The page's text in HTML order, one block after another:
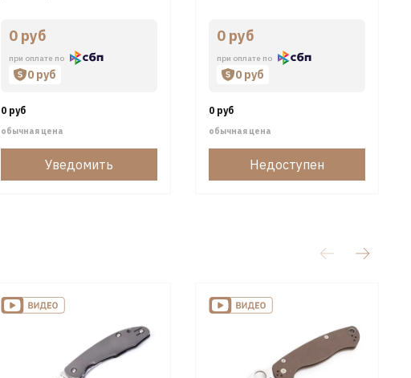
0 руб
при оплате по
0 руб
0 руб
обычная цена
Уведомить
0 руб
при оплате по
0 руб
0 руб
обычная цена
Недоступен